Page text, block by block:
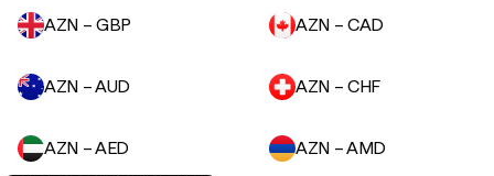
AZN – GBP AZN – CAD
AZN – AUD AZN – CHF
AZN – AED
AZN – AMD